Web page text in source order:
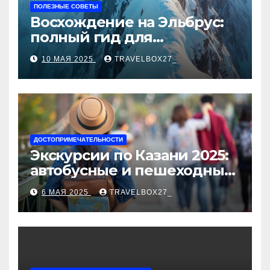
ПОЛЕЗНЫЕ СОВЕТЫ
Восхождение на Эльбрус:
полный гид для
покорителя высочайшей
вершины Европы
10 МАЯ 2025 TRAVELBOX27_
ДОСТОПРИМЕЧАТЕЛЬНОСТИ
Экскурсии по Казани 2025:
автобусные и пешеходные
туры от туроператора
«Казан360»
6 МАЯ 2025 TRAVELBOX27_